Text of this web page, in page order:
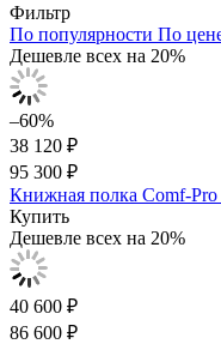
Фильтр
По популярности По
Дешевле всех на 20%
–60%
38 120 ₽
95 300 ₽
Книжная полка Comf-Pro
Купить
Дешевле всех на 20%
40 600 ₽
86 600 ₽